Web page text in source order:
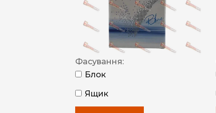
Фасування:
Блок
Ящик